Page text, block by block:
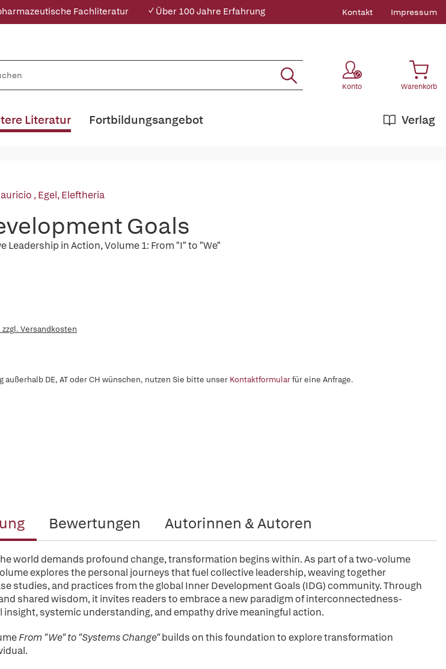
Fachliteratur ✓ Über 100 Jahre Erfahrung Kontakt Impressum
Konto Warenkorb
Literatur Verlag
Fortbildungsangebot
,Egel, Eleftheria
Goals
Leadership in Action, Volume 1: From "I" to "We"
Versandkosten
außerhalb DE, AT oder CH wünschen, nutzen Sie bitte unser Kontaktformularfür eine Anfrage.
Bewertungen Autorinnen & Autoren
world demands profound change, transformation begins within. As part of a two-volume
explores the personal journeys that fuel collective leadership, weaving together
studies, and practices from the global Inner Development Goals (IDG) community. Through
shared wisdom, it invites readers to embrace a new paradigm of interconnectedness-
insight, systemic understanding, and empathy drive meaningful action.
From "We" to "Systems Change"builds on this foundation to explore transformation